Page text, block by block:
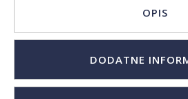
OPIS
DODATNE